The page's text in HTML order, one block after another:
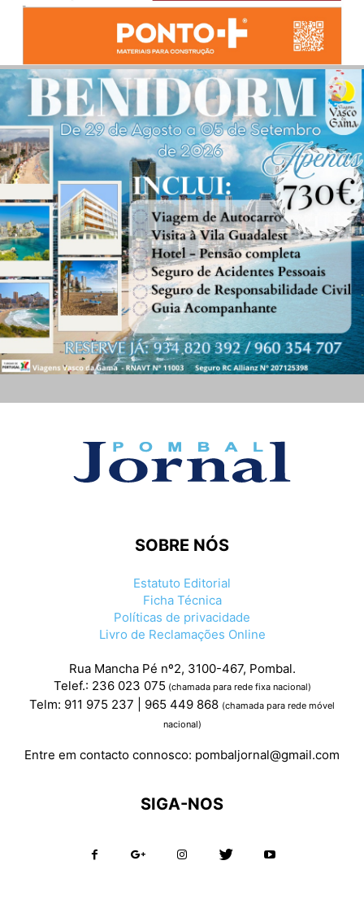
SOBRE NÓS
Estatuto Editorial
Ficha Técnica
Políticas de privacidade
Livro de Reclamações Online
Rua Mancha Pé nº2, 3100-467, Pombal.
Telef.: 236 023 075 (chamada para rede fixa nacional)
Telm: 911 975 237 | 965 449 868 (chamada para rede móvel
nacional)
Entre em contacto connosco: pombaljornal@gmail.com
SIGA-NOS